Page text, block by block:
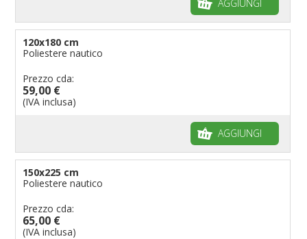
AGGIUNGI
120x180 cm
Poliestere nautico
Prezzo cda:
59,00 €
(IVA inclusa)
AGGIUNGI
150x225 cm
Poliestere nautico
Prezzo cda:
65,00 €
(IVA inclusa)